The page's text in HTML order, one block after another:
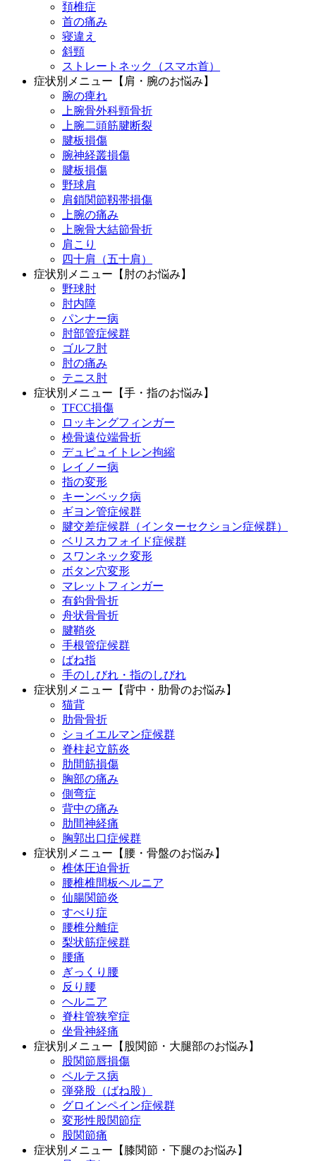
頚椎症
首の痛み
寝違え
斜頸
ストレートネック（スマホ首）
症状別メニュー【肩・腕のお悩み】
腕の痺れ
上腕骨外科頸骨折
上腕二頭筋腱断裂
腱板損傷
腕神経叢損傷
腱板損傷
野球肩
肩鎖関節靱帯損傷
上腕の痛み
上腕骨大結節骨折
肩こり
四十肩（五十肩）
症状別メニュー【肘のお悩み】
野球肘
肘内障
パンナー病
肘部管症候群
ゴルフ肘
肘の痛み
テニス肘
症状別メニュー【手・指のお悩み】
TFCC損傷
ロッキングフィンガー
橈骨遠位端骨折
デュピュイトレン拘縮
レイノー病
指の変形
キーンベック病
ギヨン管症候群
腱交差症候群（インターセクション症候群）
ベリスカフォイド症候群
スワンネック変形
ボタン穴変形
マレットフィンガー
有鈎骨骨折
舟状骨骨折
腱鞘炎
手根管症候群
ばね指
手のしびれ・指のしびれ
症状別メニュー【背中・肋骨のお悩み】
猫背
肋骨骨折
ショイエルマン症候群
脊柱起立筋炎
肋間筋損傷
胸部の痛み
側弯症
背中の痛み
肋間神経痛
胸郭出口症候群
症状別メニュー【腰・骨盤のお悩み】
椎体圧迫骨折
腰椎椎間板ヘルニア
仙腸関節炎
すべり症
腰椎分離症
梨状筋症候群
腰痛
ぎっくり腰
反り腰
ヘルニア
脊柱管狭窄症
坐骨神経痛
症状別メニュー【股関節・大腿部のお悩み】
股関節唇損傷
ペルテス病
弾発股（ばね股）
グロインペイン症候群
変形性股関節症
股関節痛
症状別メニュー【膝関節・下腿のお悩み】